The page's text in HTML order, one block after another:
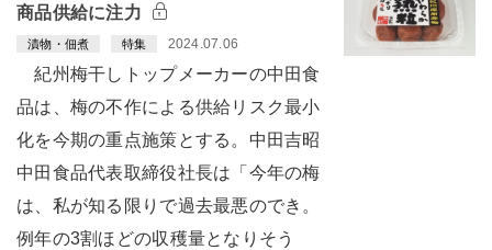
商品供給に注力
漬物・佃煮 特集 2024.07.06
紀州梅干しトップメーカーの中田食
品は、梅の不作による供給リスク最小
化を今期の重点施策とする。中田吉昭
中田食品代表取締役社長は「今年の梅
は、私が知る限りで過去最悪のでき。
例年の3割ほどの収穫量となりそう